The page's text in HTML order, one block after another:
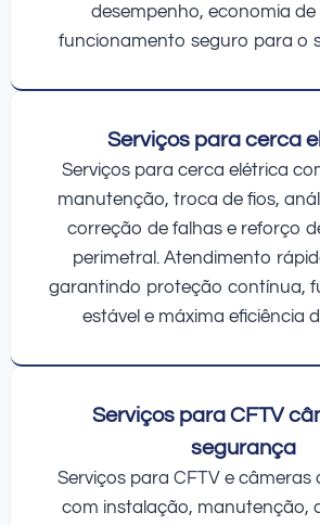
desempenho, economia de
funcionamento seguro para o
Serviços para cerca
Serviços para cerca elétrica
manutenção, troca de fios,
correção de falhas e reforço
perimetral. Atendimento
garantindo proteção contínua,
estável e máxima eficiência
Serviços para CFTV
segurança
Serviços para CFTV e câmeras
com instalação, manutenção,